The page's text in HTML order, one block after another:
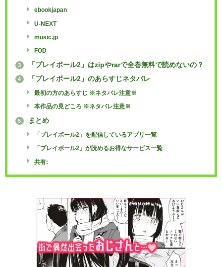
ebookjapan
U-NEXT
music.jp
FOD
3 「プレイボール2」はzipやrarで全巻無料で読めないの？
4 「プレイボール2」のあらすじネタバレ
最初の方のあらすじ ※ネタバレ注意※
本作品の見どころ ※ネタバレ注意※
5 まとめ
「プレイボール2」を配信しているアプリ一覧
「プレイボール2」が読めるお得なサービス一覧
共有: